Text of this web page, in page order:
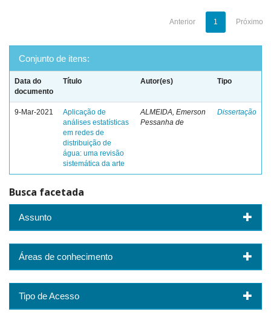
Anterior 1 Próximo
Conjunto de itens:
Data do
documento
Título Autor(es) Tipo
9-Mar-2021
Aplicação de
análises estatísticas
em redes de
distribuição de
água: uma revisão
sistemática da arte
ALMEIDA, Emerson
Pessanha de
Dissertação
Busca facetada
Assunto
Áreas de conhecimento
Tipo de Acesso